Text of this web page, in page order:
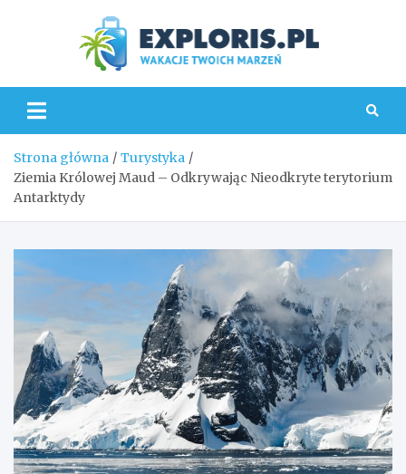
Strona główna
Turystyka
Ziemia Królowej Maud – Odkrywając Nieodkryte terytorium
Antarktydy